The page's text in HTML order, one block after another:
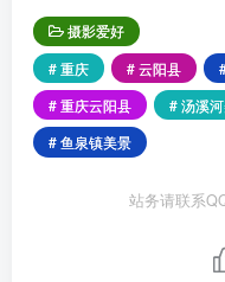
摄影爱好
# 重庆
# 云阳县
# 重庆云阳县
# 汤溪
# 鱼泉镇美景
站务请联系